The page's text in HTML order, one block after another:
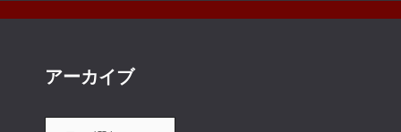
アーカイブ